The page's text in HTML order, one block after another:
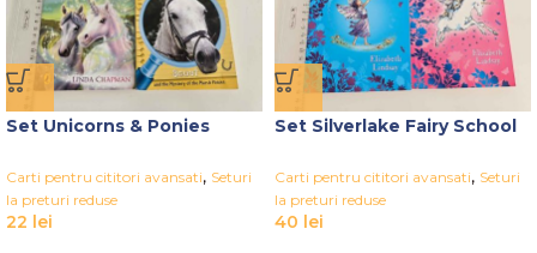
Set Unicorns & Ponies
Carti pentru cititori avansati, Seturi
la preturi reduse
22 lei
Set Silverlake Fairy School
Carti pentru cititori avansati, Seturi
la preturi reduse
40 lei